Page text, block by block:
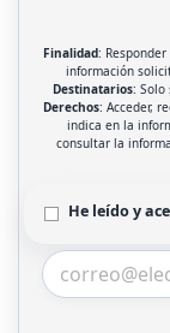
Finalidad:
información
Destinatarios: Solo
Derechos: Acceder,
indica en la
consultar la
He leído y